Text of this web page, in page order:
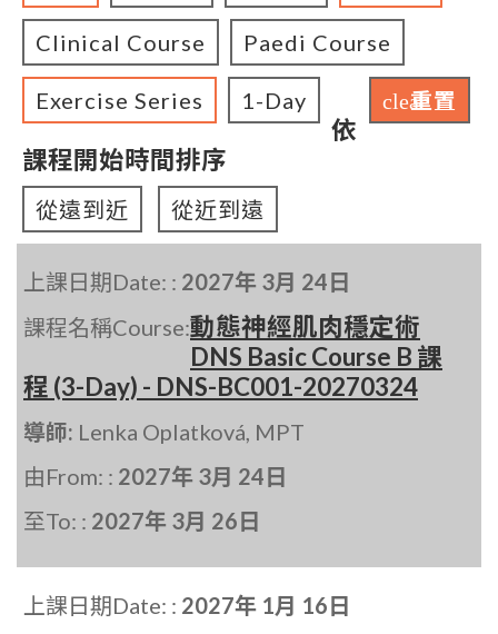
Clinical Course Paedi Course
Exercise Series 1-Day clear重置
依
課程開始時間排序
從遠到近 從近到遠
上課日期Date: : 2027年 3月 24日
課程名稱Course:動態神經肌肉穩定術
DNS Basic Course B 課
程 (3-Day) - DNS-BC001-20270324
導師: Lenka Oplatková, MPT
由From: : 2027年 3月 24日
至To: : 2027年 3月 26日
上課日期Date: : 2027年 1月 16日